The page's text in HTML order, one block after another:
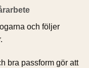
och följer
bra passform gör att